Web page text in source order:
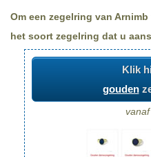
Om een zegelring van
het soort zegelring dat u
Klik
gouden